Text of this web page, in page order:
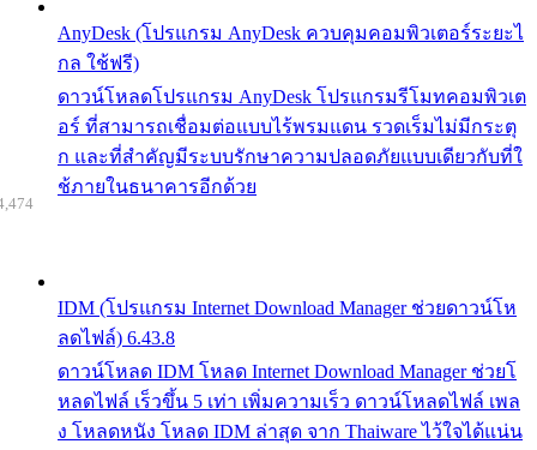
AnyDesk (โปรแกรม AnyDesk ควบคุมคอมพิวเตอร์ระยะไ
กล ใช้ฟรี)
ดาวน์โหลดโปรแกรม AnyDesk โปรแกรมรีโมทคอมพิวเต
อร์ ที่สามารถเชื่อมต่อแบบไร้พรมแดน รวดเร็มไม่มีกระตุ
ก และที่สำคัญมีระบบรักษาความปลอดภัยแบบเดียวกับที่ใ
ช้ภายในธนาคารอีกด้วย
IDM (โปรแกรม Internet Download Manager ช่วยดาวน์โห
ลดไฟล์) 6.43.8
ดาวน์โหลด IDM โหลด Internet Download Manager ช่วยโ
หลดไฟล์ เร็วขึ้น 5 เท่า เพิ่มความเร็ว ดาวน์โหลดไฟล์ เพล
ง โหลดหนัง โหลด IDM ล่าสุด จาก Thaiware ไว้ใจได้แน่น